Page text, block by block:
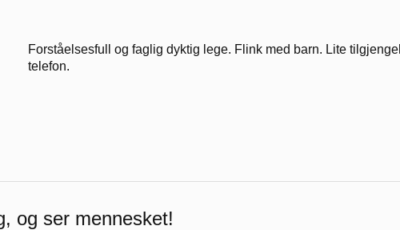
Forståelsesfull og faglig dyktig lege. Flink med barn. Lite
telefon.
og ser mennesket!